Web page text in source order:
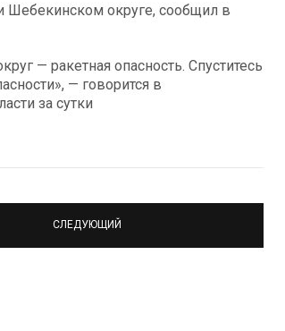
Шебекинском округе, сообщил в
— ракетная опасность. Спуститесь
— говорится в
за сутки
СЛЕДУЮЩИЙ